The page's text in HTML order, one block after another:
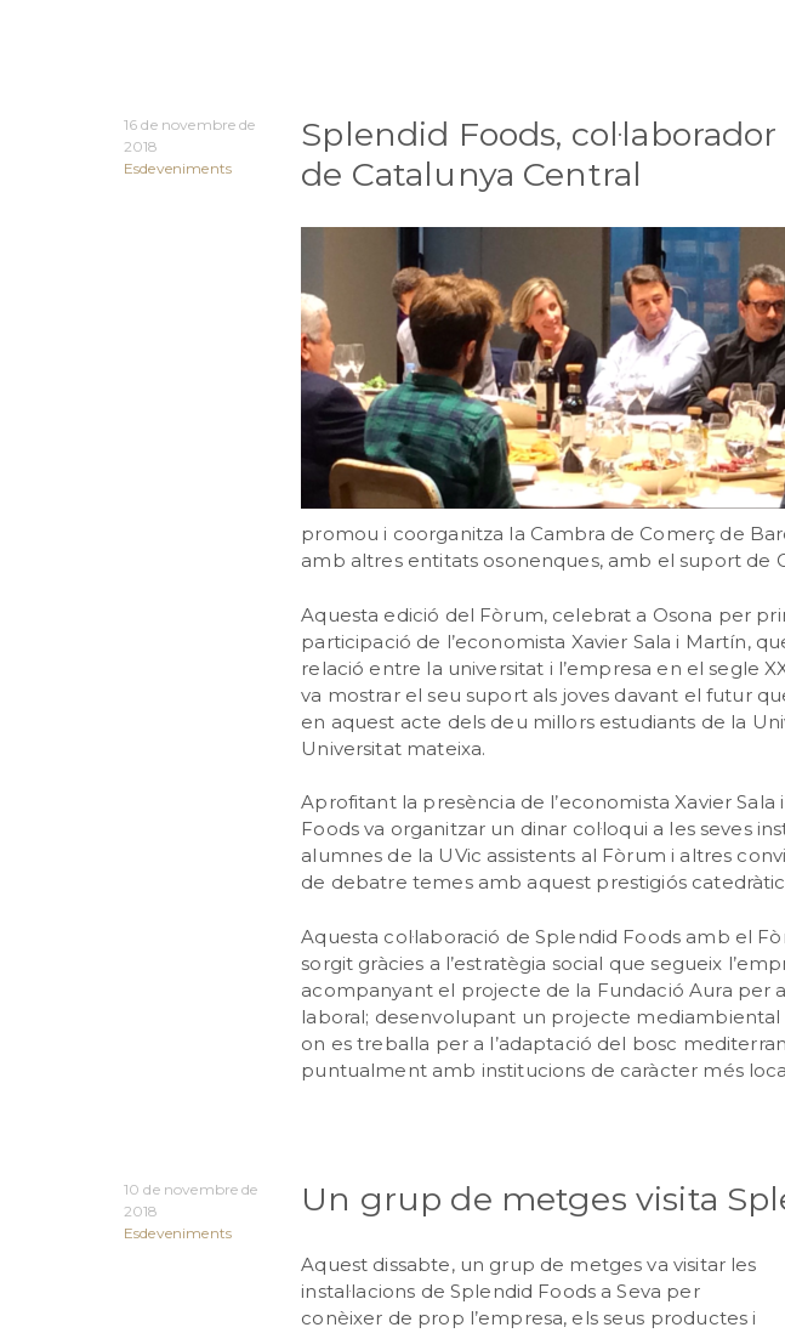
16 de novembre de
2018
Esdeveniments
Splendid Foods,
de Catalunya Central
promou i coorganitza la Cambra de Comerç de
amb altres entitats osonenques, amb el suport de
Aquesta edició del Fòrum, celebrat a Osona per
participació de l’economista Xavier Sala i Martín,
relació entre la universitat i l’empresa en el segle
va mostrar el seu suport als joves davant el futur
en aquest acte dels deu millors estudiants de la
Universitat mateixa.
Aprofitant la presència de l’economista Xavier
Foods va organitzar un dinar col·loqui a les seves
alumnes de la UVic assistents al Fòrum i altres
de debatre temes amb aquest prestigiós
Aquesta col·laboració de Splendid Foods amb el
sorgit gràcies a l’estratègia social que segueix
acompanyant el projecte de la Fundació Aura per
laboral; desenvolupant un projecte
on es treballa per a l’adaptació del bosc
puntualment amb institucions de caràcter més
10 de novembre de
2018
Esdeveniments
Un grup de metges visita
Aquest dissabte, un grup de metges va visitar les
instal·lacions de Splendid Foods a Seva per
conèixer de prop l’empresa, els seus productes i